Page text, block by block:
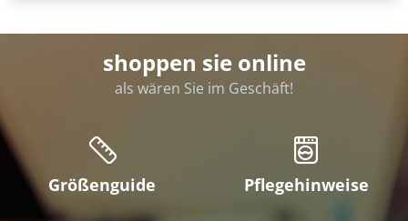
shoppen sie online
als wären Sie im Geschäft!
Größenguide Pflegehinweise